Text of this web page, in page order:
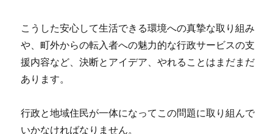
こうした安心して生活できる環境への真摯な取り組み
や、町外からの転入者への魅力的な行政サービスの支
援内容など、決断とアイデア、やれることはまだまだ
あります。
行政と地域住民が一体になってこの問題に取り組んで
いかなければなりません。